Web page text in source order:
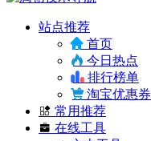
站点推荐
首页
今日热点
排行榜单
淘宝优惠券
常用推荐
在线工具